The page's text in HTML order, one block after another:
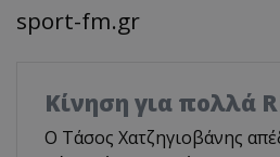
sport-fm.gr
Κίνηση για πολλά
Ο Τάσος Χατζηγιοβάνης